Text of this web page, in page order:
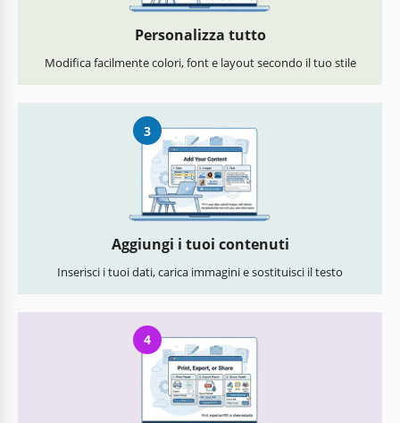
Personalizza tutto
Modifica facilmente colori, font e layout secondo il tuo stile
3
Aggiungi i tuoi contenuti
Inserisci i tuoi dati, carica immagini e sostituisci il testo
4